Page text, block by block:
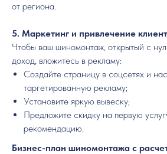
от региона.
5. Маркетинг и привлечение
Чтобы ваш шиномонтаж, открытый с
доход, вложитесь в рекламу:
Создайте страницу в соцсетях и
таргетированную рекламу;
Установите яркую вывеску;
Предложите скидку на первую
рекомендацию.
Бизнес-план шиномонтажа с